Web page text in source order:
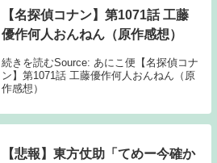
【名探偵コナン】第1071話 工藤
優作何人おんねん（原作感想）
続きを読むSource: あにこ便【名探偵コナ
ン】第1071話 工藤優作何人おんねん（原
作感想）
【悲報】東方仗助「てめー今確か